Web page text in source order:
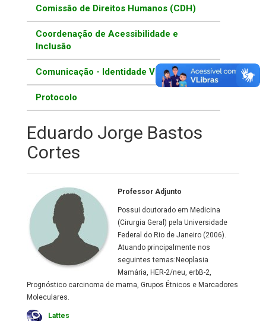
Comissão de Direitos Humanos (CDH)
Coordenação de Acessibilidade e
Inclusão
Comunicação - Identidade Visual
Protocolo
Eduardo Jorge Bastos
Cortes
Professor Adjunto
Possui doutorado em Medicina
(Cirurgia Geral) pela Universidade
Federal do Rio de Janeiro (2006).
Atuando principalmente nos
seguintes temas:Neoplasia
Mamária, HER-2/neu, erbB-2,
Prognóstico carcinoma de mama, Grupos Étnicos e Marcadores
Moleculares.
Lattes